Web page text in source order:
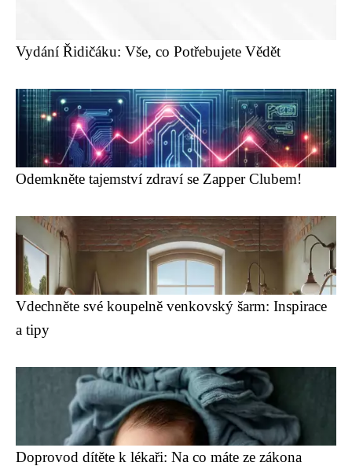
Vydání Řidičáku: Vše, co Potřebujete Vědět
Odemkněte tajemství zdraví se Zapper Clubem!
Vdechněte své koupelně venkovský šarm: Inspirace
a tipy
Doprovod dítěte k lékaři: Na co máte ze zákona